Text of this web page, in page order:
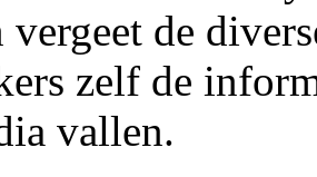
vergeet de
zelf de
vallen.